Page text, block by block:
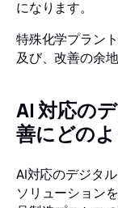
になります。
特殊化学プラン
及び、改善の余
AI 対応の
善にどの
AI対応のデジタ
ソリューション